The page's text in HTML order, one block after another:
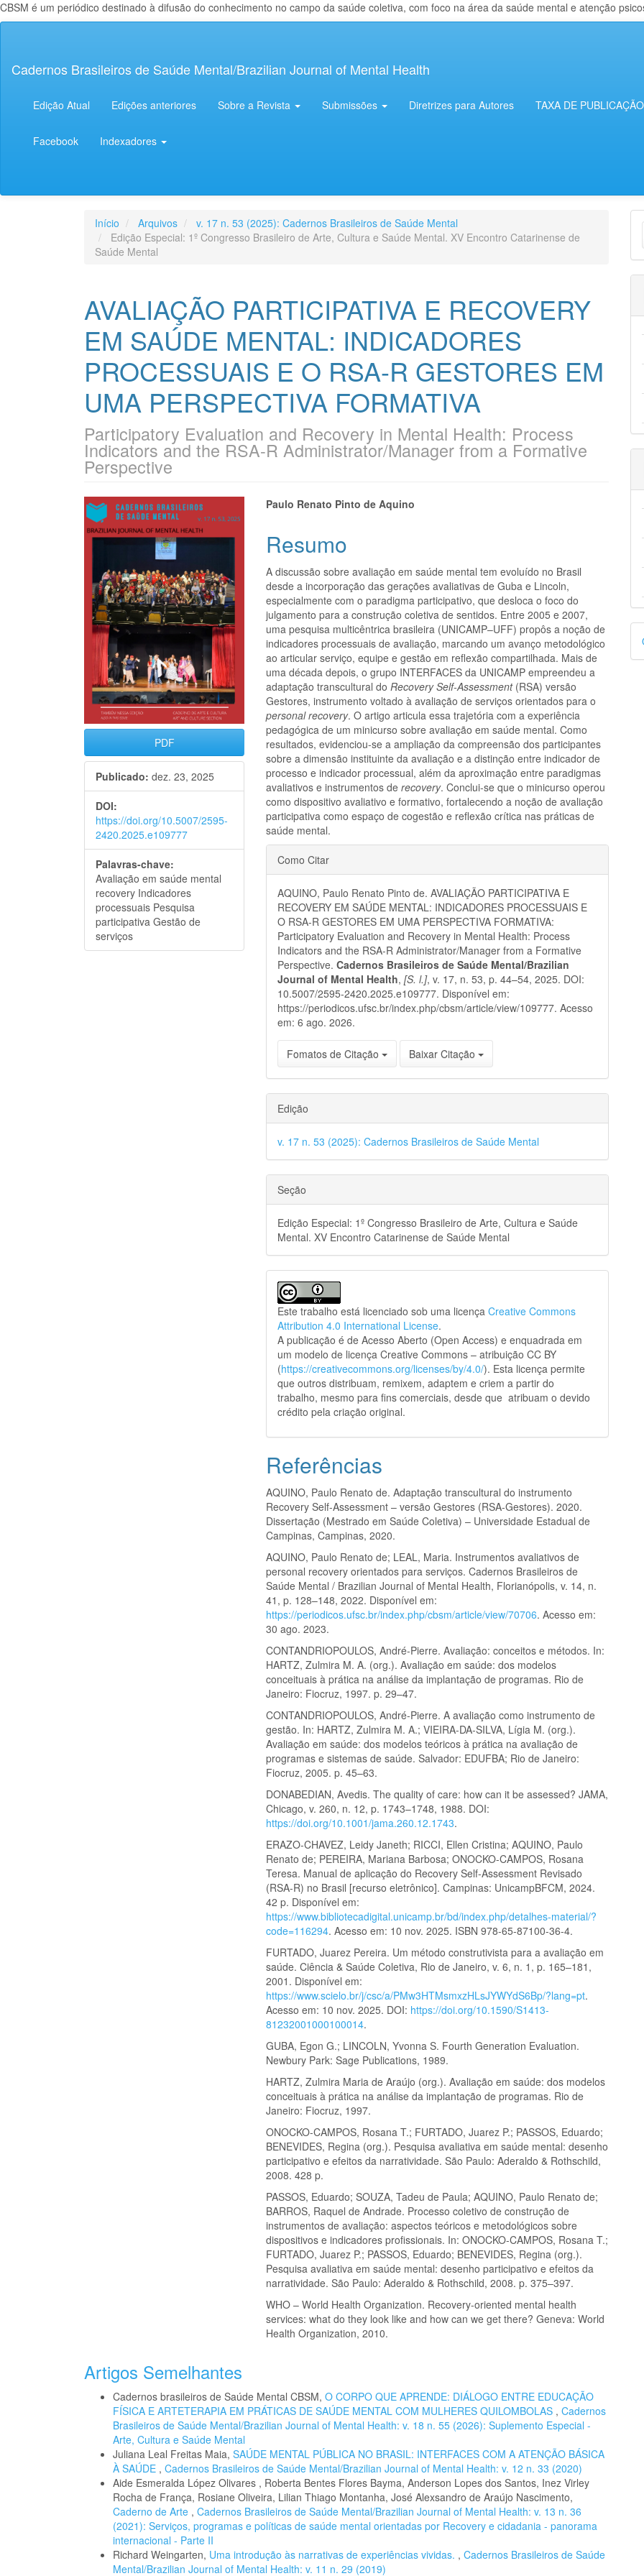
CBSM é um periódico destinado à difusão do conhecimento no campo da saúde coletiva, com foco na área da saúde mental e atenção
principal
Lateral
Cadernos Brasileiros de Saúde Mental/Brazilian Journal of Mental Health
Edição Atual Edições anteriores Sobre a Revista Submissões Diretrizes para Autores TAXA DE PUBLICAÇÃO
Facebook Indexadores
Início Arquivos
v. 17 n. 53 (2025): Cadernos Brasileiros de Saúde Mental
Edição Especial: 1º Congresso Brasileiro de Arte, Cultura e Saúde Mental. XV Encontro Catarinense de
Saúde Mental
AVALIAÇÃO PARTICIPATIVA E RECOVERY
EM SAÚDE MENTAL: INDICADORES
PROCESSUAIS E O RSA-R GESTORES EM
UMA PERSPECTIVA FORMATIVA
Participatory Evaluation and Recovery in Mental Health: Process
Indicators and the RSA-R Administrator/Manager from a Formative
Perspective
Barra
lateral
artigos
PDF
Publicado: dez. 23, 2025
DOI:
https://doi.org/10.5007/2595-
2420.2025.e109777
Palavras-chave:
Avaliação em saúde mental
recovery Indicadores
processuais Pesquisa
participativa Gestão de
serviços
Conteúdo
do
artigo
principal
Paulo Renato Pinto de Aquino
Resumo
A discussão sobre avaliação em saúde mental tem evoluído no Brasil
desde a incorporação das gerações avaliativas de Guba e Lincoln,
especialmente com o paradigma participativo, que desloca o foco do
julgamento para a construção coletiva de sentidos. Entre 2005 e 2007,
uma pesquisa multicêntrica brasileira (UNICAMP–UFF) propôs a noção de
indicadores processuais de avaliação, marcando um avanço metodológico
ao articular serviço, equipe e gestão em reflexão compartilhada. Mais de
uma década depois, o grupo INTERFACES da UNICAMP empreendeu a
adaptação transcultural do Recovery Self-Assessment(RSA) versão
Gestores, instrumento voltado à avaliação de serviços orientados para o
personal recovery. O artigo articula essa trajetória com a experiência
pedagógica de um minicurso sobre avaliação em saúde mental. Como
resultados, evidenciou-se a ampliação da compreensão dos participantes
sobre a dimensão instituinte da avaliação e a distinção entre indicador de
processo e indicador processual, além da aproximação entre paradigmas
avaliativos e instrumentos derecovery. Conclui-se que o minicurso operou
como dispositivo avaliativo e formativo, fortalecendo a noção de avaliação
participativa como espaço de cogestão e reflexão crítica nas práticas de
saúde mental.
Detalhes
do
artigo
Como Citar
AQUINO, Paulo Renato Pinto de. AVALIAÇÃO PARTICIPATIVA E
RECOVERY EM SAÚDE MENTAL: INDICADORES PROCESSUAIS E
O RSA-R GESTORES EM UMA PERSPECTIVA FORMATIVA:
Participatory Evaluation and Recovery in Mental Health: Process
Indicators and the RSA-R Administrator/Manager from a Formative
Perspective.Cadernos Brasileiros de Saúde Mental/Brazilian
Journal of Mental Health,[S. l.], v. 17, n. 53, p. 44–54, 2025. DOI:
10.5007/2595-2420.2025.e109777. Disponível em:
https://periodicos.ufsc.br/index.php/cbsm/article/view/109777. Acesso
em: 6 ago. 2026.
Fomatos de Citação Baixar Citação
Edição
v. 17 n. 53 (2025): Cadernos Brasileiros de Saúde Mental
Seção
Edição Especial: 1º Congresso Brasileiro de Arte, Cultura e Saúde
Mental. XV Encontro Catarinense de Saúde Mental
Este trabalho está licenciado sob uma licençaCreative Commons
Attribution 4.0 International License.
A publicação é de Acesso Aberto (Open Access) e enquadrada em
um modelo de licença Creative Commons – atribuição CC BY
(https://creativecommons.org/licenses/by/4.0/). Esta licença permite
que outros distribuam, remixem, adaptem e criem a partir do
trabalho, mesmo para fins comerciais, desde que atribuam o devido
crédito pela criação original.
Referências
AQUINO, Paulo Renato de. Adaptação transcultural do instrumento
Recovery Self-Assessment – versão Gestores (RSA-Gestores). 2020.
Dissertação (Mestrado em Saúde Coletiva) – Universidade Estadual de
Campinas, Campinas, 2020.
AQUINO, Paulo Renato de; LEAL, Maria. Instrumentos avaliativos de
personal recovery orientados para serviços. Cadernos Brasileiros de
Saúde Mental / Brazilian Journal of Mental Health, Florianópolis, v. 14, n.
41, p. 128–148, 2022. Disponível em:
https://periodicos.ufsc.br/index.php/cbsm/article/view/70706. Acesso em:
30 ago. 2023.
CONTANDRIOPOULOS, André-Pierre. Avaliação: conceitos e métodos. In:
HARTZ, Zulmira M. A. (org.). Avaliação em saúde: dos modelos
conceituais à prática na análise da implantação de programas. Rio de
Janeiro: Fiocruz, 1997. p. 29–47.
CONTANDRIOPOULOS, André-Pierre. A avaliação como instrumento de
gestão. In: HARTZ, Zulmira M. A.; VIEIRA-DA-SILVA, Lígia M. (org.).
Avaliação em saúde: dos modelos teóricos à prática na avaliação de
programas e sistemas de saúde. Salvador: EDUFBA; Rio de Janeiro:
Fiocruz, 2005. p. 45–63.
DONABEDIAN, Avedis. The quality of care: how can it be assessed? JAMA,
Chicago, v. 260, n. 12, p. 1743–1748, 1988. DOI:
https://doi.org/10.1001/jama.260.12.1743.
ERAZO-CHAVEZ, Leidy Janeth; RICCI, Ellen Cristina; AQUINO, Paulo
Renato de; PEREIRA, Mariana Barbosa; ONOCKO-CAMPOS, Rosana
Teresa. Manual de aplicação do Recovery Self-Assessment Revisado
(RSA-R) no Brasil [recurso eletrônico]. Campinas: UnicampBFCM, 2024.
42 p. Disponível em:
https://www.bibliotecadigital.unicamp.br/bd/index.php/detalhes-material/?
code=116294. Acesso em: 10 nov. 2025. ISBN 978-65-87100-36-4.
FURTADO, Juarez Pereira. Um método construtivista para a avaliação em
saúde. Ciência & Saúde Coletiva, Rio de Janeiro, v. 6, n. 1, p. 165–181,
2001. Disponível em:
https://www.scielo.br/j/csc/a/PMw3HTMsmxzHLsJYWYdS6Bp/?lang=pt.
Acesso em: 10 nov. 2025. DOI: https://doi.org/10.1590/S1413-
81232001000100014.
GUBA, Egon G.; LINCOLN, Yvonna S. Fourth Generation Evaluation.
Newbury Park: Sage Publications, 1989.
HARTZ, Zulmira Maria de Araújo (org.). Avaliação em saúde: dos modelos
conceituais à prática na análise da implantação de programas. Rio de
Janeiro: Fiocruz, 1997.
ONOCKO-CAMPOS, Rosana T.; FURTADO, Juarez P.; PASSOS, Eduardo;
BENEVIDES, Regina (org.). Pesquisa avaliativa em saúde mental: desenho
participativo e efeitos da narratividade. São Paulo: Aderaldo & Rothschild,
2008. 428 p.
PASSOS, Eduardo; SOUZA, Tadeu de Paula; AQUINO, Paulo Renato de;
BARROS, Raquel de Andrade. Processo coletivo de construção de
instrumentos de avaliação: aspectos teóricos e metodológicos sobre
dispositivos e indicadores profissionais. In: ONOCKO-CAMPOS, Rosana T.;
FURTADO, Juarez P.; PASSOS, Eduardo; BENEVIDES, Regina (org.).
Pesquisa avaliativa em saúde mental: desenho participativo e efeitos da
narratividade. São Paulo: Aderaldo & Rothschild, 2008. p. 375–397.
WHO – World Health Organization. Recovery-oriented mental health
services: what do they look like and how can we get there? Geneva: World
Health Organization, 2010.
Artigos Semelhantes
Cadernos brasileiros de Saúde Mental CBSM, O CORPO QUE APRENDE: DIÁLOGO ENTRE EDUCAÇÃO
FÍSICA E ARTETERAPIA EM PRÁTICAS DE SAÚDE MENTAL COM MULHERES QUILOMBOLAS , Cadernos
Brasileiros de Saúde Mental/Brazilian Journal of Mental Health: v. 18 n. 55 (2026): Suplemento Especial -
Arte, Cultura e Saúde Mental
Juliana Leal Freitas Maia, SAÚDE MENTAL PÚBLICA NO BRASIL: INTERFACES COM A ATENÇÃO BÁSICA
À SAÚDE , Cadernos Brasileiros de Saúde Mental/Brazilian Journal of Mental Health: v. 12 n. 33 (2020)
Aide Esmeralda López Olivares , Roberta Bentes Flores Bayma, Anderson Lopes dos Santos, Inez Virley
Rocha de França, Rosiane Oliveira, Lilian Thiago Montanha, José Alexsandro de Araújo Nascimento,
Caderno de Arte , Cadernos Brasileiros de Saúde Mental/Brazilian Journal of Mental Health: v. 13 n. 36
(2021): Serviços, programas e políticas de saúde mental orientadas por Recovery e cidadania - panorama
internacional - Parte II
Richard Weingarten, Uma introdução às narrativas de experiências vividas. , Cadernos Brasileiros de Saúde
Mental/Brazilian Journal of Mental Health: v. 11 n. 29 (2019)